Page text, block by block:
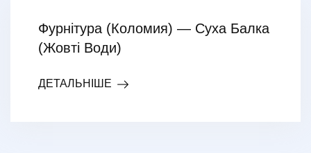
Фурнітура (Коломия) — Суха Балка
(Жовті Води)
ДЕТАЛЬНІШЕ